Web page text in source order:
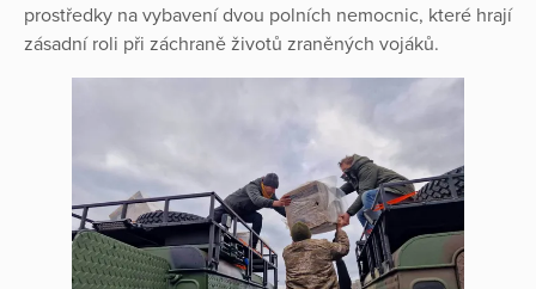
prostředky na vybavení dvou polních nemocnic, které hrají
zásadní roli při záchraně životů zraněných vojáků.